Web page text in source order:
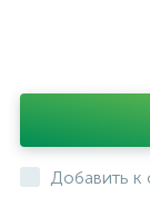
Добавить к